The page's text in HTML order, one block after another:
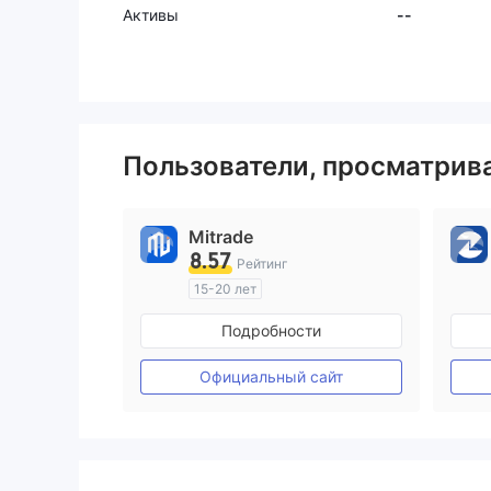
Активы
--
Пользователи,
Mitrade
8.57 Рейтинг
15-20 лет
Регулирование в Австралия
Маркет-Мейкинг (MM)
Самостоятельное изучение
Подробности
Официальный сайт